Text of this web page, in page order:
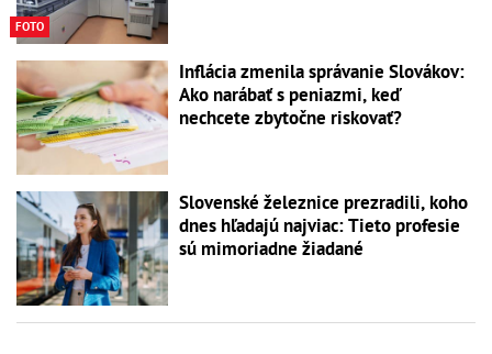
FOTO
Inflácia zmenila správanie Slovákov:
Ako narábať s peniazmi, keď
nechcete zbytočne riskovať?
Slovenské železnice prezradili, koho
dnes hľadajú najviac: Tieto profesie
sú mimoriadne žiadané